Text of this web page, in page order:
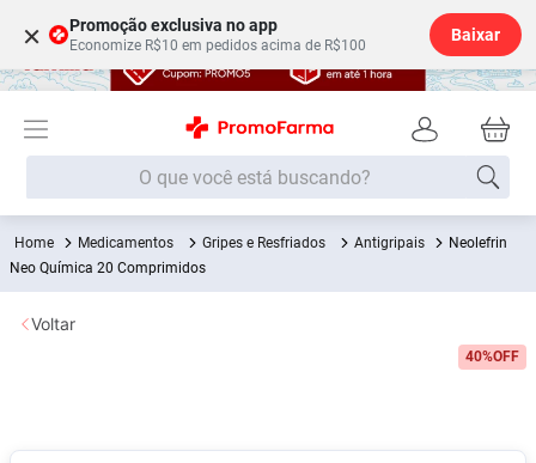
× Promoção exclusiva no app
Economize R$10 em pedidos acima de R$100
Baixar
O que você está buscando?
Medicamentos Gripes e Resfriados Antigripais
Neolefrin
Neo Química 20 Comprimidos
40%OFF
Voltar
Termos mais buscados
1º Fralda
2
5º Fralda G